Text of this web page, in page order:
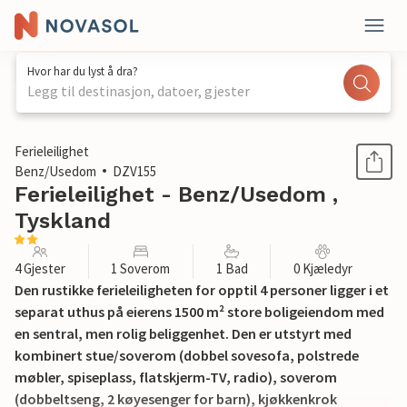
Hvor har du lyst å dra?
Legg til destinasjon, datoer, gjester
1 / 18
Ferieleilighet
Benz/Usedom
DZV155
Ferieleilighet - Benz/Usedom ,
Tyskland
4 Gjester 1 Soverom 1 Bad 0 Kjæledyr
Den rustikke ferieleiligheten for opptil 4 personer ligger i et
separat uthus på eierens 1500 m² store boligeiendom med
en sentral, men rolig beliggenhet. Den er utstyrt med
kombinert stue/soverom (dobbel sovesofa, polstrede
møbler, spiseplass, flatskjerm-TV, radio), soverom
(dobbeltseng, 2 køyesenger for barn), kjøkkenkrok